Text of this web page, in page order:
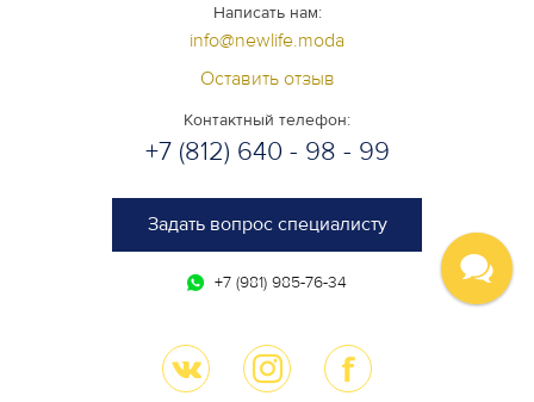
Написать нам:
info@newlife.moda
Оставить отзыв
Контактный телефон:
+7 (812) 640 - 98 - 99
Задать вопрос специалисту
+7 (981) 985-76-34